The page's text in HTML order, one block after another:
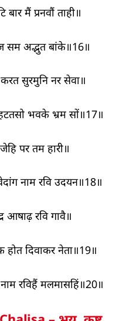
बार मैं प्रनवौं ताही॥
सम अद्भुत बांके॥16॥
सुरमुनि नर सेवा॥
भवके भ्रम सों॥17॥
पर तम हारी॥
नाम रवि उदयन॥18॥
आषाढ़ रवि गावै॥
होत दिवाकर नेता॥19॥
रविहैं मलमासहिं॥20॥